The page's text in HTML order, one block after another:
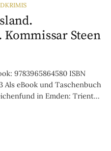
Steen
9783965864580 ISBN
Als eBook und Taschenbuch
in Emden: Trient...